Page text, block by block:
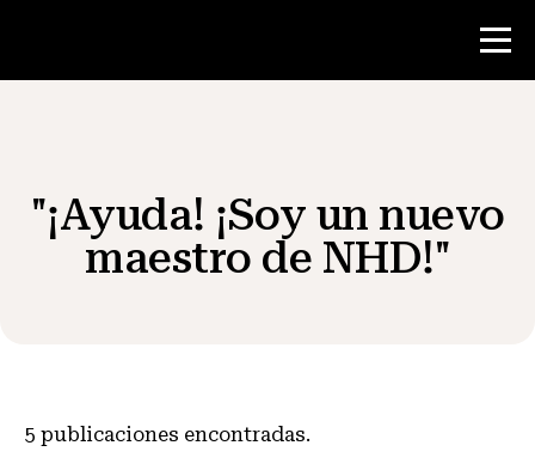
Recursos para maestros
Involucrarse
"¡Ayuda! ¡Soy un nuevo
maestro de NHD!"
5 publicaciones encontradas.